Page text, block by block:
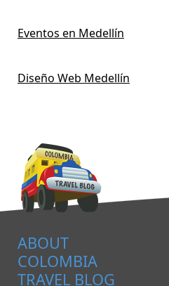
Eventos en Medellín
Diseño Web Medellín
ABOUT
COLOMBIA
TRAVEL BLOG